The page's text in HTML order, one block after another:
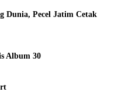
Dunia, Pecel Jatim Cetak
Album 30